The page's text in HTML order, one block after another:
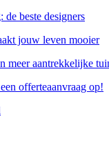
beste designers
jouw leven mooier
meer aantrekkelijke
offerteaanvraag op!